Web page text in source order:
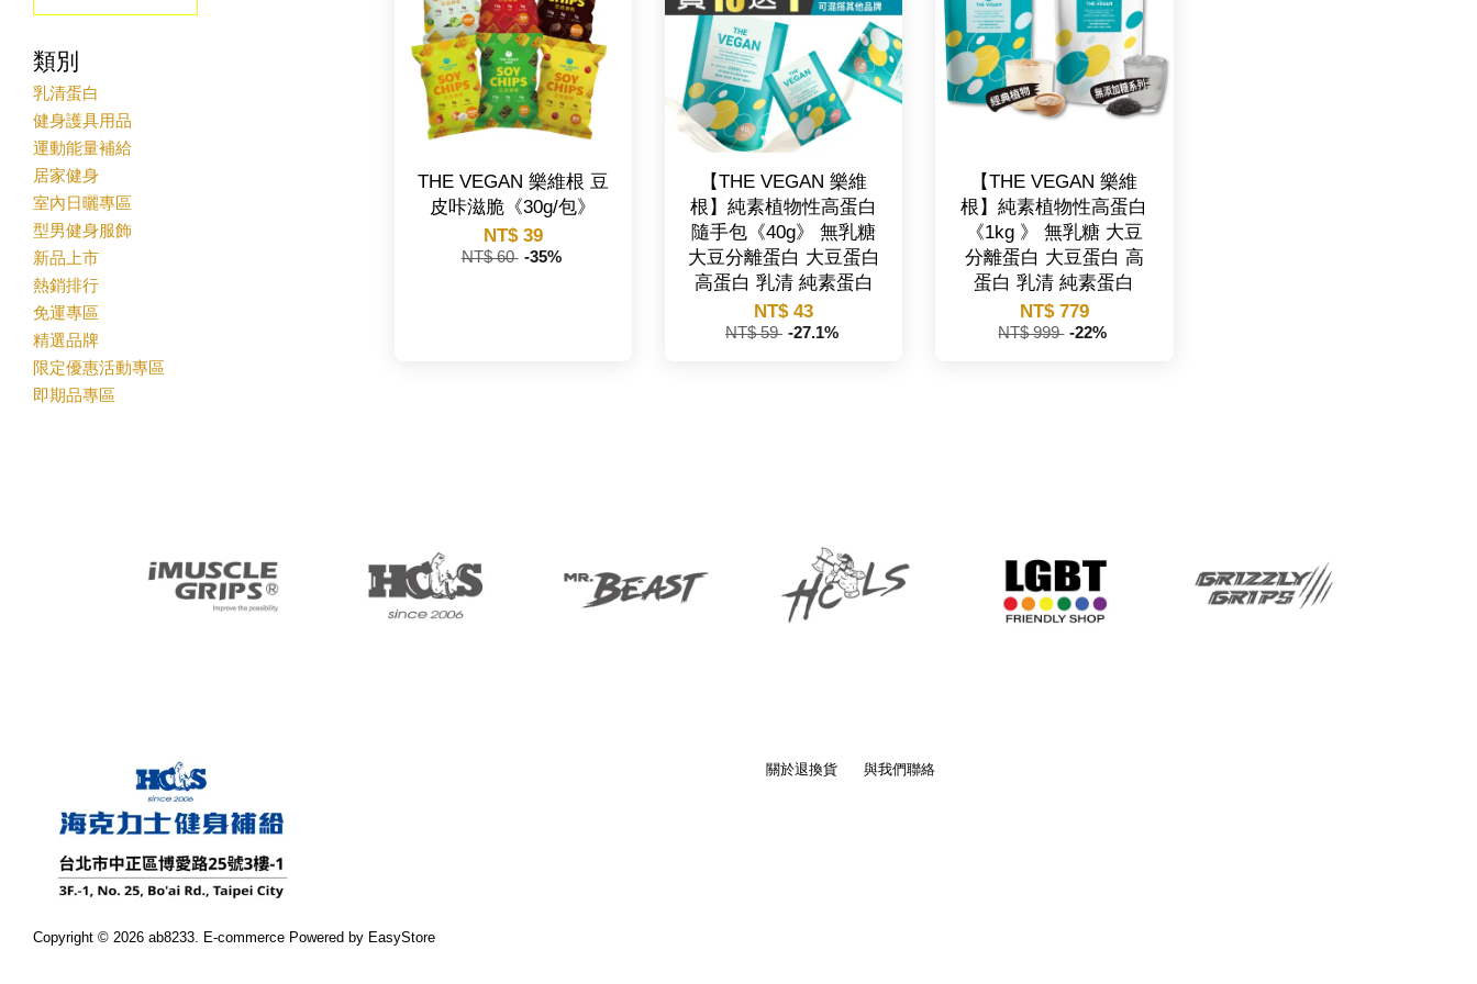
類別
乳清蛋白
健身護具用品
運動能量補給
居家健身
室內日曬專區
型男健身服飾
新品上市
熱銷排行
免運專區
精選品牌
限定優惠活動專區
即期品專區
THE VEGAN 樂維根 豆
皮咔滋脆《30g/包》
NT$ 39
NT$ 60 -35%
【THE VEGAN 樂維
根】純素植物性高蛋白
隨手包《40g》 無乳糖
大豆分離蛋白 大豆蛋白
高蛋白 乳清 純素蛋白
NT$ 43
NT$ 59 -27.1%
【THE VEGAN 樂維
根】純素植物性高蛋白
《1kg 》 無乳糖 大豆
分離蛋白 大豆蛋白 高
蛋白 乳清 純素蛋白
NT$ 779
NT$ 999 -22%
Copyright © 2026 ab8233. E-commerce Powered by EasyStore
關於退換貨 與我們聯絡